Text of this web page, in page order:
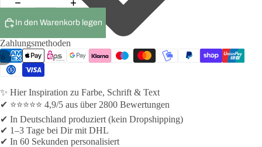
6
In den Warenkorb legen
Zahlungsmethoden
✨ Hier Inspiration zu Farbe, Schrift & Text
✔ ⭐⭐⭐⭐⭐ 4,9/5 aus über 2800 Bewertungen
✔ In Deutschland produziert (kein Dropshipping)
✔ 1–3 Tage bei Dir mit DHL
✔ In 60 Sekunden personalisiert